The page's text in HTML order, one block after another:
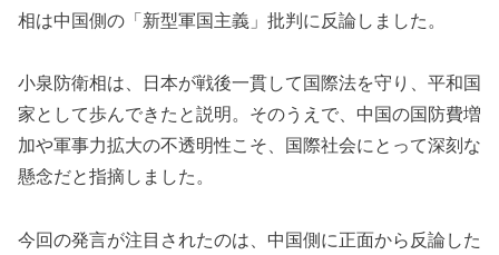
相は中国側の「新型軍国主義」批判に反論しました。
小泉防衛相は、日本が戦後一貫して国際法を守り、平和国
家として歩んできたと説明。そのうえで、中国の国防費増
加や軍事力拡大の不透明性こそ、国際社会にとって深刻な
懸念だと指摘しました。
今回の発言が注目されたのは、中国側に正面から反論した